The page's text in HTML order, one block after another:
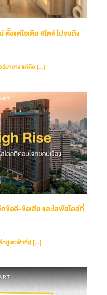
งแต่ไอเดีย สไตล์ ไปจนถึง
ร์มาวาง แต่คือ […]
กข้อดี-ข้อเสีย และไลฟ์สไตล์ที่
กสูงระฟ้าที่ส […]